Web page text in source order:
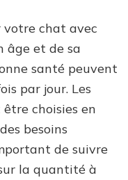
votre chat avec
âge et de sa
santé peuvent
par jour. Les
choisies en
besoins
de suivre
la quantité à